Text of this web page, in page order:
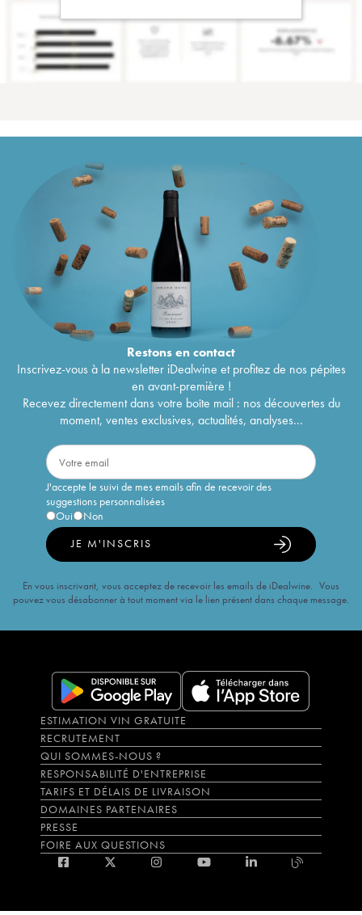
Restons encontact
Inscrivez-vous à la newsletter iDealwine et profitez de nos pépites
en avant-première !
Recevez directement dans votre boîte mail : nos découvertes du
moment, ventes exclusives, actualités, analyses...
J'accepte le suivi de mes emails afin de recevoir des
suggestions personnalisées
Oui
Non
JE M'INSCRIS
En vous inscrivant, vous acceptez de recevoir les emails de iDealwine. Vous
pouvez vous désabonner à tout moment via le lien présent dans chaque message.
ESTIMATION VIN GRATUITE
RECRUTEMENT
QUI SOMMES-NOUS ?
RESPONSABILITÉ D'ENTREPRISE
TARIFS ET DÉLAIS DE LIVRAISON
DOMAINES PARTENAIRES
PRESSE
FOIRE AUX QUESTIONS